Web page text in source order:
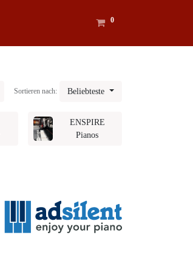
0
Sortieren nach: Beliebteste
ENSPIRE
Pianos